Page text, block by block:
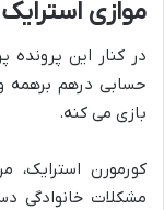
موازی
در کنار این
حسابی درهم برهمه
بازی می کنه.
کورمورن
مشکلات خانوادگی